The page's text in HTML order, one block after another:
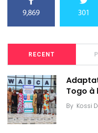
9,869 301
RECENT
Togo à
By Kossi